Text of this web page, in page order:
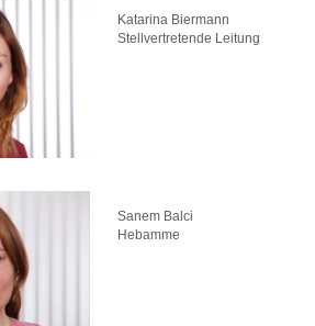
Katarina Biermann
Stellvertretende Leitung
Sanem Balci
Hebamme